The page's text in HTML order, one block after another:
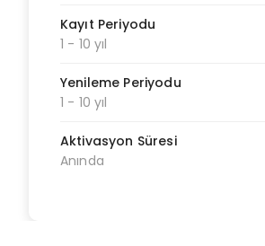
Kayıt Periyodu
1 - 10 yıl
Yenileme Periyodu
1 - 10 yıl
Aktivasyon Süresi
Anında